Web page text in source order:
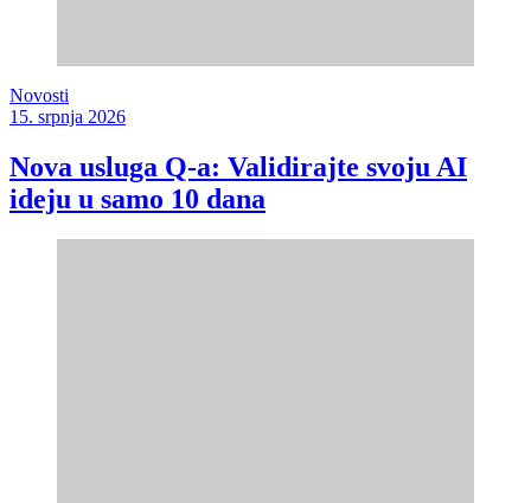
Novosti
15. srpnja 2026
Nova usluga Q-a: Validirajte svoju AI
ideju u samo 10 dana